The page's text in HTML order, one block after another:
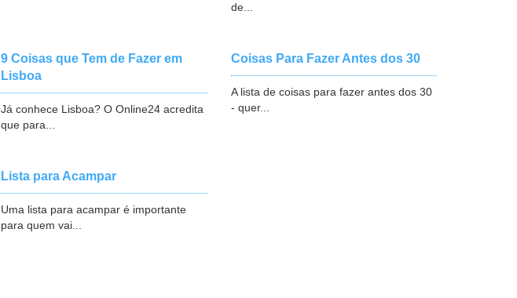
de...
9 Coisas que Tem de Fazer em
Lisboa
Já conhece Lisboa? O Online24 acredita
que para...
Coisas Para Fazer Antes dos 30
A lista de coisas para fazer antes dos 30
- quer...
Lista para Acampar
Uma lista para acampar é importante
para quem vai...